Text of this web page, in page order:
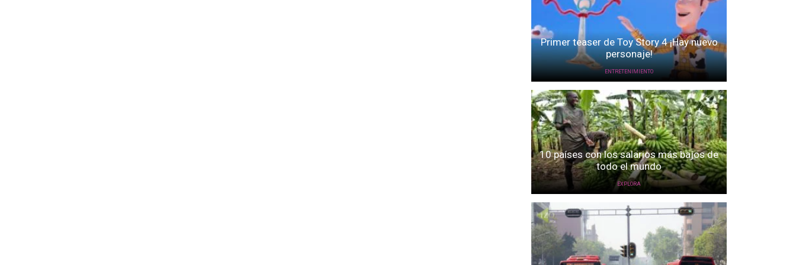
Primer teaser de Toy Story 4 ¡Hay nuevo
personaje!
ENTRETENIMIENTO
10 países con los salarios más bajos de
todo el mundo
EXPLORA